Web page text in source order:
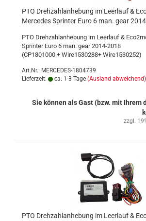
PTO Drehzahlanhebung im Leerlauf &
Mercedes Sprinter Euro 6 man. gear
PTO Drehzahlanhebung im Leerlauf &
Sprinter Euro 6 man. gear 2014-2018
(CP1801000 + Wire1530288+ Wire1530252)
Art.Nr.: MERCEDES-1804739
Lieferzeit:
ca. 1-3 Tage (Ausland abweichend)
Sie können als Gast (bzw. mit Ihrem
zzgl.
PTO Drehzahlanhebung im Leerlauf &